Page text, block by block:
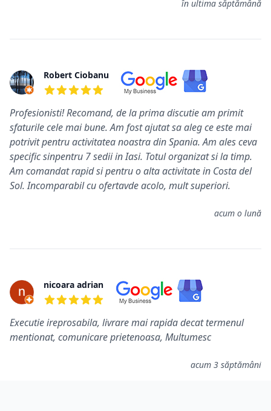
în ultima săptămână
Robert Ciobanu
Profesionisti! Recomand, de la prima discutie am primit
sfaturile cele mai bune. Am fost ajutat sa aleg ce este mai
potrivit pentru activitatea noastra din Spania. Am ales ceva
specific sinpentru 7 sedii in Iasi. Totul organizat si la timp.
Am comandat rapid si pentru o alta activitate in Costa del
Sol. Incomparabil cu ofertavde acolo, mult superiori.
acum o lună
nicoara adrian
Executie ireprosabila, livrare mai rapida decat termenul
mentionat, comunicare prietenoasa, Multumesc
acum 3 săptămâni